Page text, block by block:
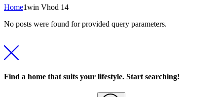
Home1win Vhod 14
No posts were found for provided query parameters.
Find a home that suits your lifestyle. Start searching!